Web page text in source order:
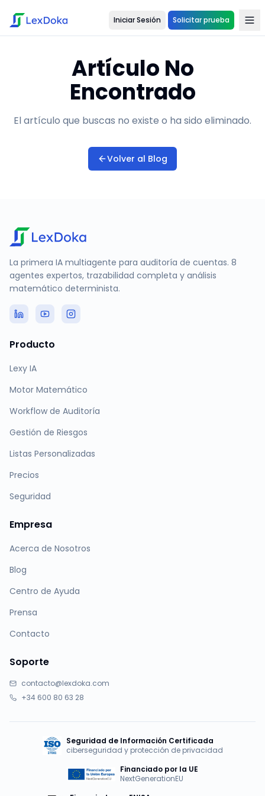
Iniciar Sesión Solicitar prueba
Artículo No
Encontrado
El artículo que buscas no existe o ha sido eliminado.
Volver al Blog
La primera IA multiagente para auditoría de cuentas. 8
agentes expertos, trazabilidad completa y análisis
matemático determinista.
Producto
Lexy IA
Motor Matemático
Workflow de Auditoría
Gestión de Riesgos
Listas Personalizadas
Precios
Seguridad
Empresa
Acerca de Nosotros
Blog
Centro de Ayuda
Prensa
Contacto
Soporte
contacto@lexdoka.com
+34 600 80 63 28
Seguridad de Información Certificada
ciberseguridad y protección de privacidad
Financiado por la UE
NextGenerationEU